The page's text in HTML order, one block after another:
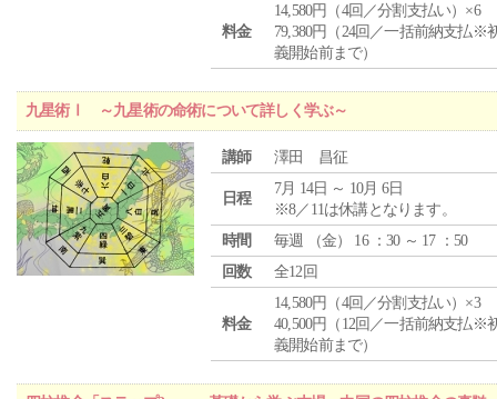
料金
14,580円（4回／分割支払い）×6
79,380円（24回／一括前納支払※
義開始前まで）
九星術Ⅰ ～九星術の命術について詳しく学ぶ～
講師 澤田 昌征
日程
7月 14日 ～ 10月 6日
※8／11は休講となります。
時間
毎週 （金） 16 ：30 ～ 17 ：50
回数
全12回
料金
14,580円（4回／分割支払い）×3
40,500円（12回／一括前納支払※
義開始前まで）